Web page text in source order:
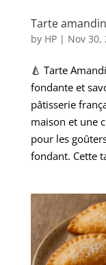
Tarte
by HP| Nov 30,
🍐 Tarte
fondante et
pâtisserie
maison et une
pour les
fondant. Cette